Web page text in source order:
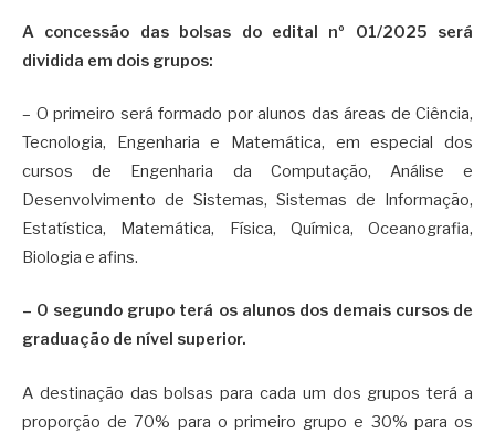
A concessão das bolsas do edital nº 01/2025 será
dividida em dois grupos:
– O primeiro será formado por alunos das áreas de Ciência,
Tecnologia, Engenharia e Matemática, em especial dos
cursos de Engenharia da Computação, Análise e
Desenvolvimento de Sistemas, Sistemas de Informação,
Estatística, Matemática, Física, Química, Oceanografia,
Biologia e afins.
– O segundo grupo terá os alunos dos demais cursos de
graduação de nível superior.
A destinação das bolsas para cada um dos grupos terá a
proporção de 70% para o primeiro grupo e 30% para os